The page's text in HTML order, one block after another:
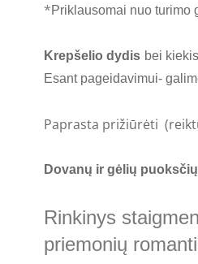
*Priklausomai nuo turimo
Krepšelio dydis bei
Esant pageidavimui-
Paprasta prižiūrėti
Dovanų ir gėlių
Rinkinys
priemonių